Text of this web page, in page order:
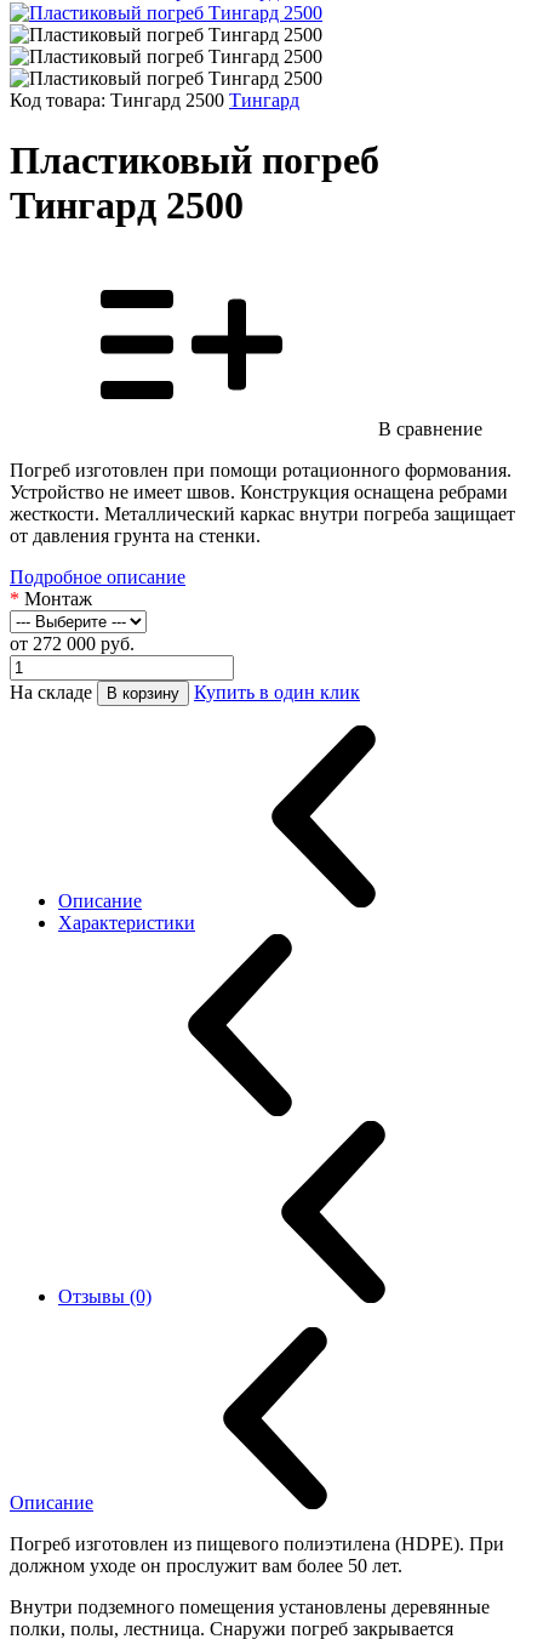
Код товара: Тингард 2500 Тингард
Пластиковый погреб
Тингард 2500
В сравнение
Погреб изготовлен при помощи ротационного формования.
Устройство не имеет швов. Конструкция оснащена ребрами
жесткости. Металлический каркас внутри погреба защищает
от давления грунта на стенки.
Подробное описание
* Монтаж
от 272 000 руб.
На складе В корзину Купить в один клик
Описание
Характеристики
Отзывы (0)
Описание
Погреб изготовлен из пищевого полиэтилена (HDPE). При
должном уходе он прослужит вам более 50 лет.
Внутри подземного помещения установлены деревянные
полки, полы, лестница. Снаружи погреб закрывается